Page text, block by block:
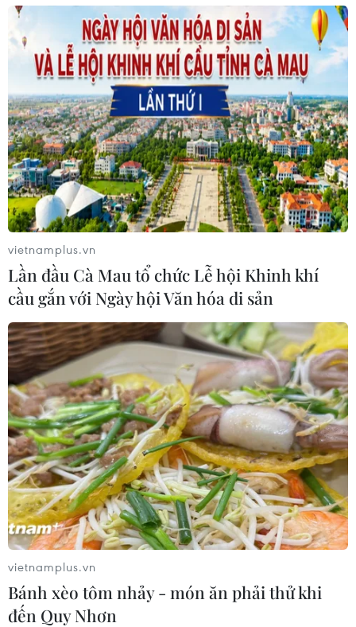
vietnamplus.vn
Lần đầu Cà Mau tổ chức Lễ hội Khinh khí
cầu gắn với Ngày hội Văn hóa di sản
vietnamplus.vn
Bánh xèo tôm nhảy - món ăn phải thử khi
đến Quy Nhơn